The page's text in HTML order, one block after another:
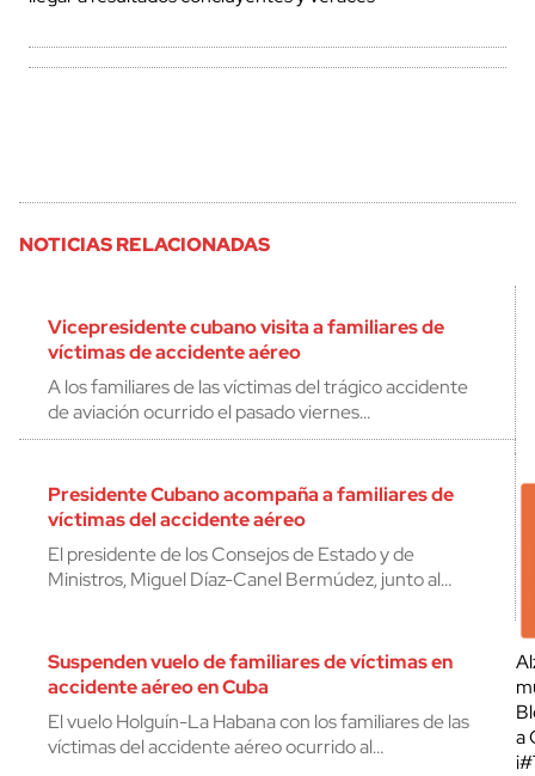
NOTICIAS RELACIONADAS
Vicepresidente cubano visita a familiares de
víctimas de accidente aéreo
A los familiares de las víctimas del trágico accidente
de aviación ocurrido el pasado viernes…
Presidente Cubano acompaña a familiares de
víctimas del accidente aéreo
El presidente de los Consejos de Estado y de
Ministros, Miguel Díaz-Canel Bermúdez, junto al…
Suspenden vuelo de familiares de víctimas en
accidente aéreo en Cuba
El vuelo Holguín-La Habana con los familiares de las
víctimas del accidente aéreo ocurrido al…
a